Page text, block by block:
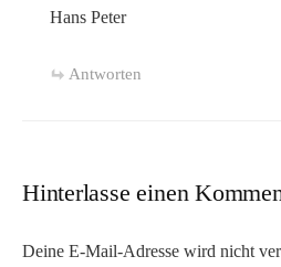
Hans Peter
Antworten
Hinterlasse einen
Deine E-Mail-Adresse wird nicht